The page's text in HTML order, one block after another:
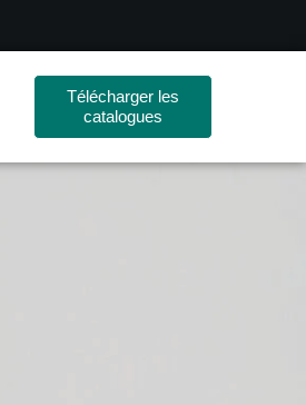
Télécharger les
catalogues